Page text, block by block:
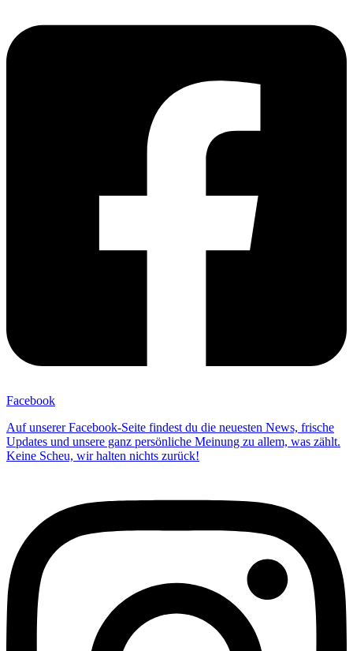
Facebook
Auf unserer Facebook-Seite findest du die neuesten News, frische
Updates und unsere ganz persönliche Meinung zu allem, was zählt.
Keine Scheu, wir halten nichts zurück!